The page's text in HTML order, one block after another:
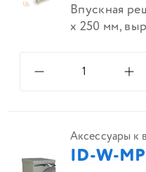
Впускная
x 250 мм,
Аксессуары к
ID-W-